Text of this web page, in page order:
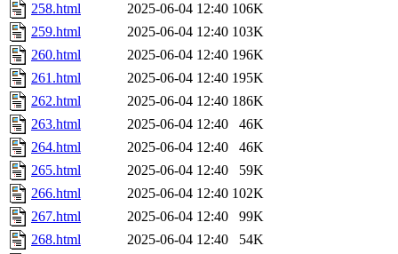
258.html
2025-06-04 12:40 106K
259.html
2025-06-04 12:40 103K
260.html
2025-06-04 12:40 196K
261.html
2025-06-04 12:40 195K
262.html
2025-06-04 12:40 186K
263.html
2025-06-04 12:40
46K
264.html
2025-06-04 12:40
46K
265.html
2025-06-04 12:40
59K
266.html
2025-06-04 12:40 102K
267.html
2025-06-04 12:40
99K
268.html
2025-06-04 12:40
54K